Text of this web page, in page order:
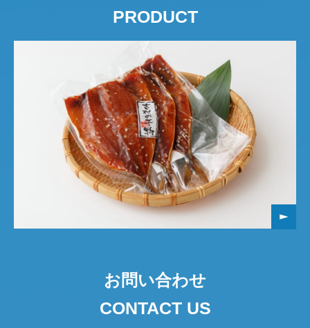
PRODUCT
お問い合わせ
CONTACT US